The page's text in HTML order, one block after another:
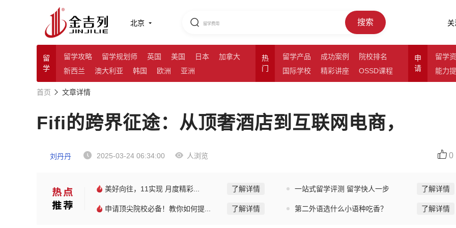
北京 搜索 关
留
学
留学攻略 留学规划师 英国 美国 日本
加拿大
新西兰
澳大利亚 韩国 欧洲 亚洲
热
门
留学产品 成功案例
院校排名
国际学校
精彩讲座 OSSD课程
申
请
留学
能力
首页 文章详情
Fifi的跨界征途：从顶奢酒店到互联网电商，
刘丹丹 2025-03-24 06:34:00 人浏览 0
美好向往，11实现 月度精彩... 了解详情 一站式留学评测 留学快人一步 了解详情
申请顶尖院校必备！教你如何提... 了解详情 第二外语选什么小语种吃香？ 了解详情